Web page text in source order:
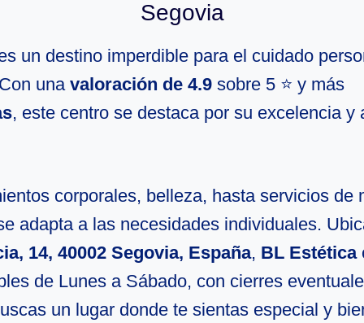
Segovia
un destino imperdible para el cuidado
una valoración de 4.9 sobre 5 ⭐ y más
, este centro se destaca por su excelencia y
corporales, belleza, hasta servicios de
adapta a las necesidades individuales.
14, 40002 Segovia, España, BL Estética
de Lunes a Sábado, con cierres
un lugar donde te sientas especial y